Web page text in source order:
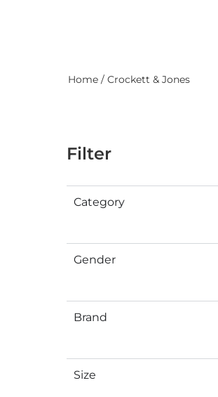
Home / Crockett & Jones
Filter
Category
Gender
Brand
Size